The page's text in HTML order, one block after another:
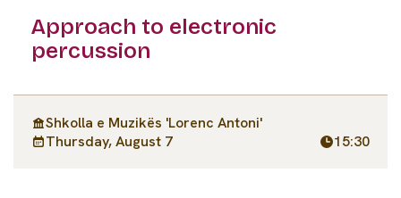
Approach to electronic
percussion
Shkolla e Muzikës 'Lorenc Antoni'
Thursday, August 7
15:30